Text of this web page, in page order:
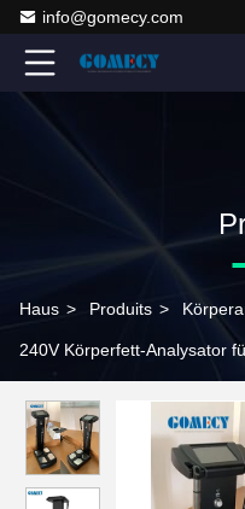
info@gomecy.com
Haus > Produits >
240V Körperfett-Analysator